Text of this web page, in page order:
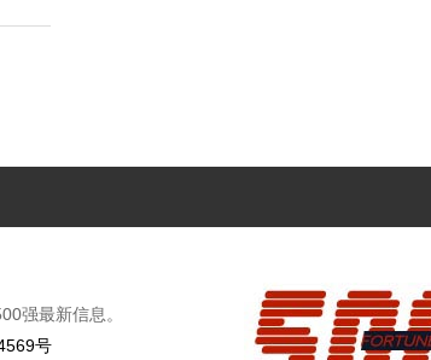
强最新信息。
号